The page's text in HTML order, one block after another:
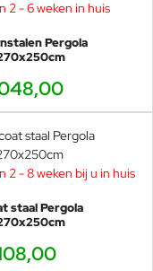
2 - 6 weken in huis
Pergola
2 - 8 weken bij u in huis
staal Pergola